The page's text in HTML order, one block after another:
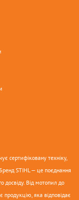
сертифіковану техніку,
STIHL — це поєднання
досвіду. Від мотопил до
продукцію, яка відповідає